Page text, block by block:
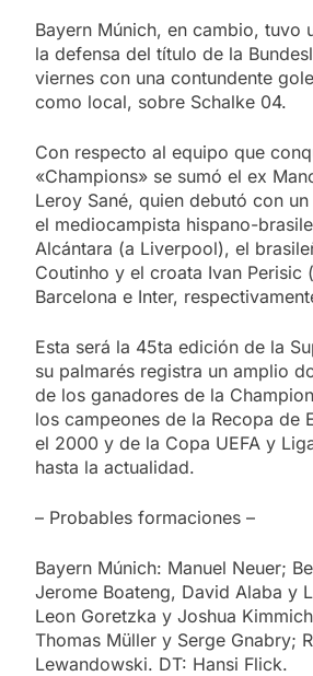
Bayern Múnich, en cambio, tuvo
la defensa del título de la
viernes con una contundente
como local, sobre Schalke 04.
Con respecto al equipo que
«Champions» se sumó el ex
Leroy Sané, quien debutó con
el mediocampista hispano-
Alcántara (a Liverpool), el
Coutinho y el croata Ivan Perisic
Barcelona e Inter,
Esta será la 45ta edición de la
su palmarés registra un amplio
de los ganadores de la
los campeones de la Recopa de
el 2000 y de la Copa UEFA y
hasta la actualidad.
– Probables formaciones –
Bayern Múnich: Manuel Neuer;
Jerome Boateng, David Alaba y
Leon Goretzka y Joshua
Thomas Müller y Serge Gnabry;
Lewandowski. DT: Hansi Flick.